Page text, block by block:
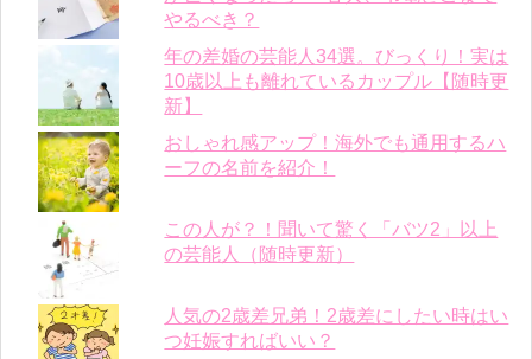
やるべき？
年の差婚の芸能人34選。びっくり！実は
10歳以上も離れているカップル【随時更
新】
おしゃれ感アップ！海外でも通用するハ
ーフの名前を紹介！
この人が？！聞いて驚く「バツ2」以上
の芸能人（随時更新）
人気の2歳差兄弟！2歳差にしたい時はい
つ妊娠すればいい？